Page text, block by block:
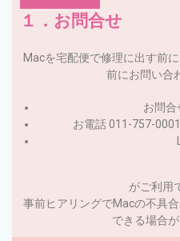
１．お問合せ
Macを宅配便で修理に出す前
前にお問い合
お問合
お電話 011-757-
がご利用
事前ヒアリングでMacの不具
できる場合が